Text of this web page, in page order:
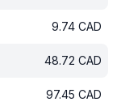
9.74 CAD
48.72 CAD
97.45 CAD